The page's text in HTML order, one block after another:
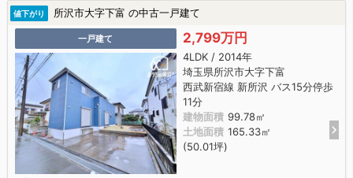
値下がり 所沢市大字下富 の中古一戸建て
一戸建て 2,799万円
4LDK / 2014年
埼玉県所沢市大字下富
西武新宿線 新所沢 バス15分停歩
11分
建物面積 99.78㎡
土地面積 165.33㎡
(50.01坪)